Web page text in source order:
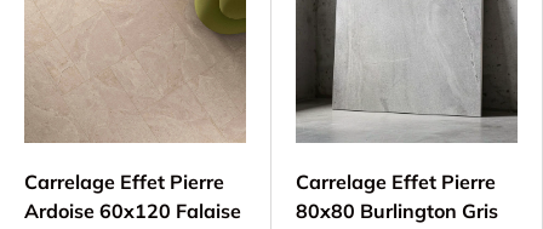
Carrelage Effet Pierre
Ardoise 60x120 Falaise
Carrelage Effet Pierre
80x80 Burlington Gris